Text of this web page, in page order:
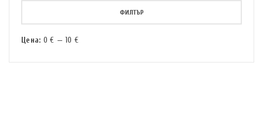
ФИЛТЪР
Цена: 0 € — 10 €